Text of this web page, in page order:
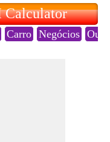
Calculator
Carro Negócios Ouro